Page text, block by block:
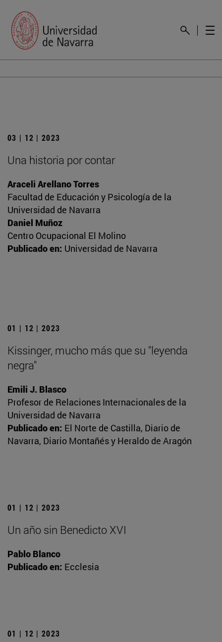
03 | 12 | 2023
Una historia por contar
Araceli Arellano Torres
Facultad de Educación y Psicología de la
Universidad de Navarra
Daniel Muñoz
Centro Ocupacional El Molino
Publicado en: Universidad de Navarra
01 | 12 | 2023
Kissinger, mucho más que su "leyenda
negra"
Emili J. Blasco
Profesor de Relaciones Internacionales de la
Universidad de Navarra
Publicado en: El Norte de Castilla, Diario de
Navarra, Diario Montañés y Heraldo de Aragón
01 | 12 | 2023
Un año sin Benedicto XVI
Pablo Blanco
Publicado en: Ecclesia
01 | 12 | 2023